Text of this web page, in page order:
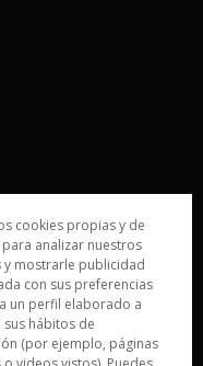
cookies propias y de
analizar nuestros
y mostrarle publicidad
con sus preferencias
un perfil elaborado a
hábitos de
(por ejemplo, páginas